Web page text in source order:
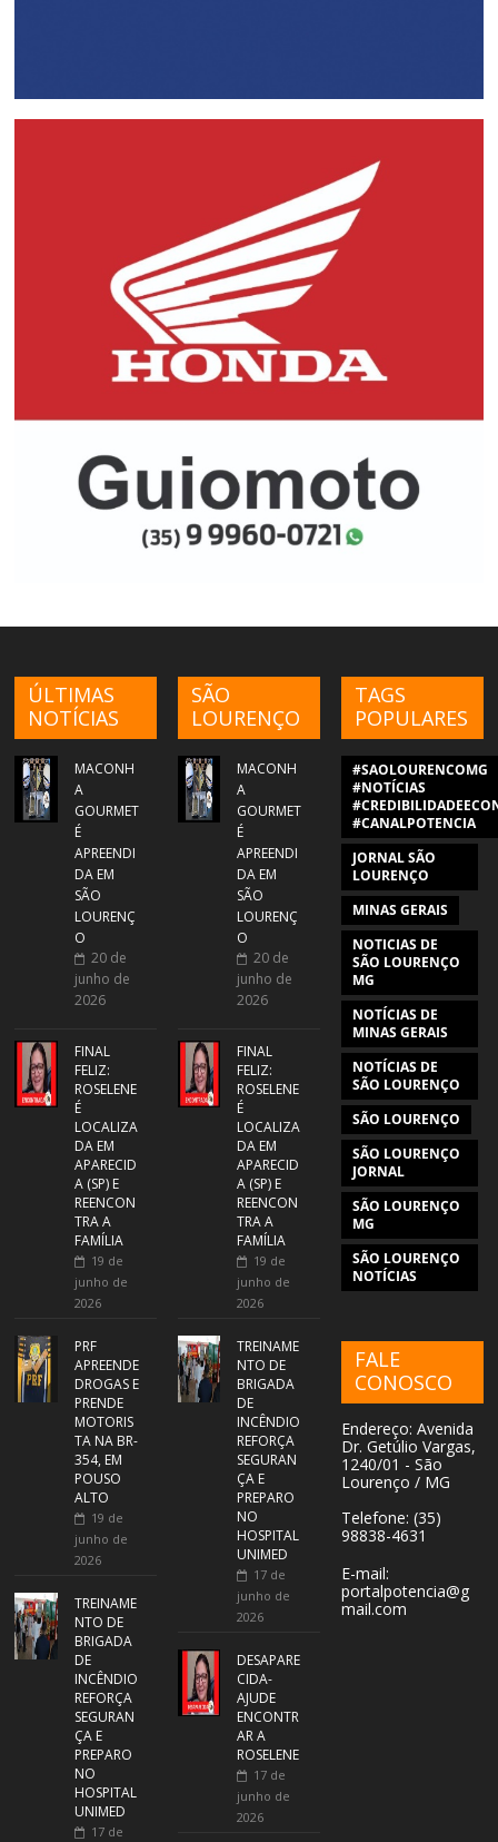
ÚLTIMAS
NOTÍCIAS
MACONH
A
GOURMET
É
APREENDI
DA EM
SÃO
LOURENÇ
O
20 de
junho de
2026
FINAL
FELIZ:
ROSELENE
É
LOCALIZA
DA EM
APARECID
A (SP) E
REENCON
TRA A
FAMÍLIA
19 de
junho de
2026
PRF
APREENDE
DROGAS E
PRENDE
MOTORIS
TA NA BR-
354, EM
POUSO
ALTO
19 de
junho de
2026
TREINAME
NTO DE
BRIGADA
DE
INCÊNDIO
REFORÇA
SEGURAN
ÇA E
PREPARO
NO
HOSPITAL
UNIMED
17 de
SÃO
LOURENÇO
MACONH
A
GOURMET
É
APREENDI
DA EM
SÃO
LOURENÇ
O
20 de
junho de
2026
FINAL
FELIZ:
ROSELENE
É
LOCALIZA
DA EM
APARECID
A (SP) E
REENCON
TRA A
FAMÍLIA
19 de
junho de
2026
TREINAME
NTO DE
BRIGADA
DE
INCÊNDIO
REFORÇA
SEGURAN
ÇA E
PREPARO
NO
HOSPITAL
UNIMED
17 de
junho de
2026
DESAPARE
CIDA-
AJUDE
ENCONTR
AR A
ROSELENE
17 de
junho de
2026
TAGS
POPULARES
#SAOLOURENCOMG
#NOTÍCIAS
#CANALPOTENCIA
JORNAL SÃO
LOURENÇO
MINAS GERAIS
NOTICIAS DE
SÃO LOURENÇO
MG
NOTÍCIAS DE
MINAS GERAIS
NOTÍCIAS DE
SÃO LOURENÇO
SÃO LOURENÇO
SÃO LOURENÇO
JORNAL
SÃO LOURENÇO
MG
SÃO LOURENÇO
NOTÍCIAS
FALE
CONOSCO
Endereço: Avenida
Dr. Getúlio Vargas,
1240/01 - São
Lourenço / MG
Telefone: (35)
98838-4631
E-mail:
portalpotencia@g
mail.com